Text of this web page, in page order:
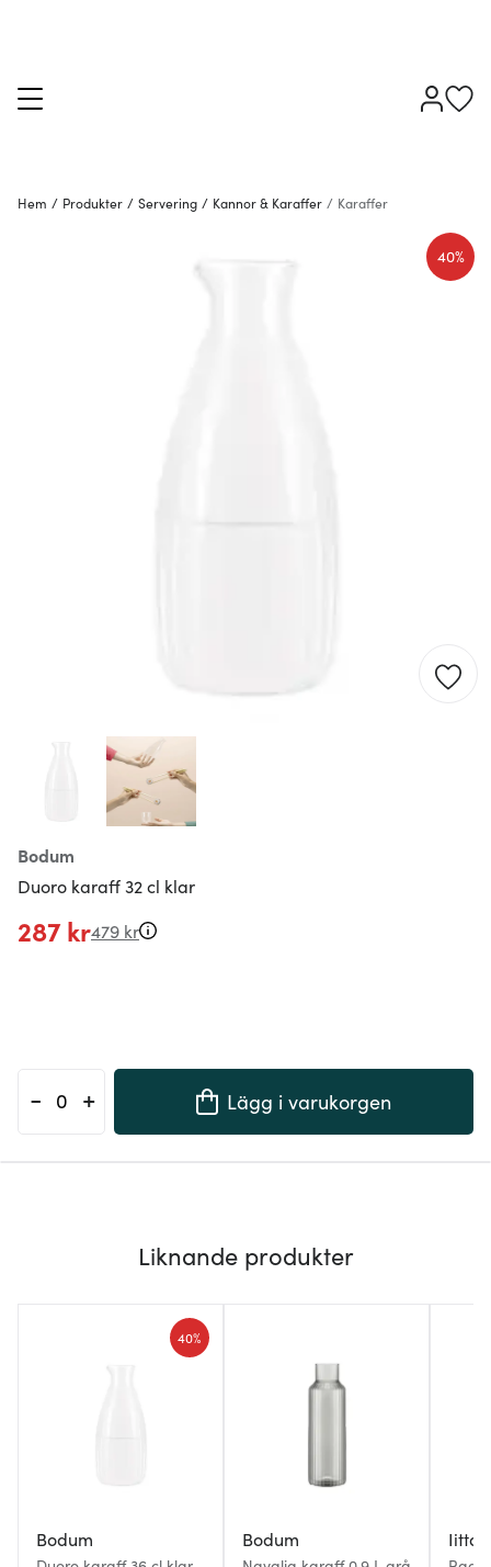
Hem / Produkter / Servering / Kannor & Karaffer / Karaffer
Bodum
Duoro karaff 32 cl klar
40%
287 kr479 kr
- + Lägg i varukorgen
Liknande produkter
Bodum
40%
Bodum